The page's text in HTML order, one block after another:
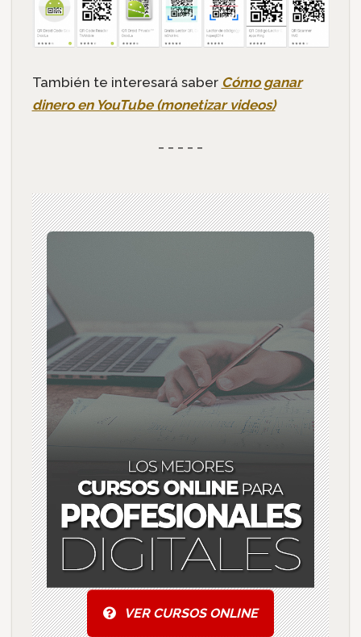
También te interesará saber Cómo ganar
dinero en YouTube (monetizar videos)
VER CURSOS ONLINE